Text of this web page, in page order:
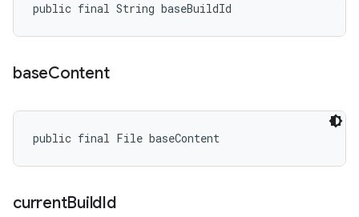
public final String baseBuildId
baseContent
public final File baseContent
currentBuildId